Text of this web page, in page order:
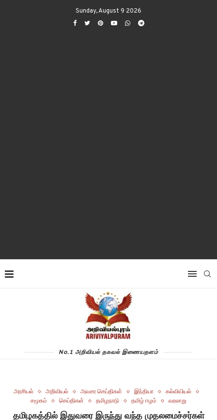
Sunday, August 9 2026
No.1 அறிவியல் தகவல் இணையதளம்
அரசியல் அறிவியல் அவசர செய்திகள் இந்தியா
கல்வியியல்
சமூகம்
செய்திகள் தமிழநாடு தமிழ் ஈழம் வரலாறு
தமிழகத்தில் இதுவரை இருந்து வந்த முதலமைச்சர்கள்